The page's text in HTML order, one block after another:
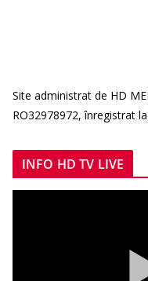
Site administrat de HD
RO32978972, înregistrat
INFO HD TV LIVE